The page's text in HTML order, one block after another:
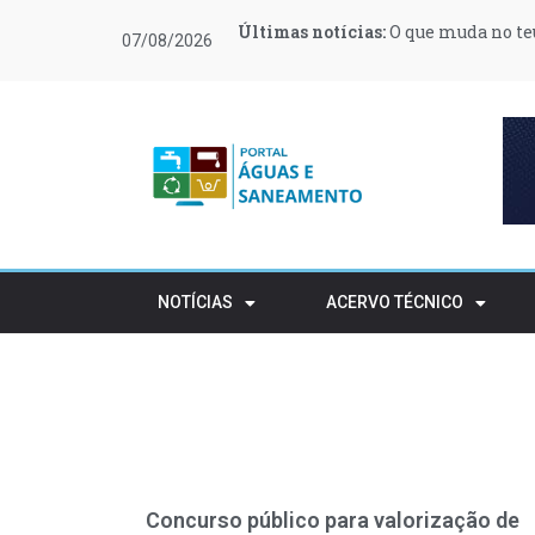
07/08/2026 Últimas notícias:O que muda no
Últimas notícias:Moeve e
Últimas notícias:Novas regras
Últimas notícias:Retalho e
Últimas notícias:Procura de
Últimas notícias:Várias zonas de
NOTÍCIAS ACERVO TÉCNICO
Concurso público para valorização de